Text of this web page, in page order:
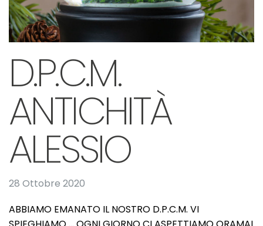
D.P.C.M.
ANTICHITÀ
ALESSIO
28 Ottobre 2020
ABBIAMO EMANATO IL NOSTRO D.P.C.M. VI